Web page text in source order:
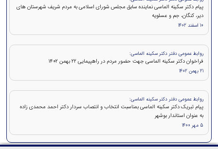
پیام دکتر سکینه الماسی نماینده سابق مجلس شورای اسلامی به مردم شریف شهرستان های
دیر، کنگان، جم و عسلویه
10 اسفند 1402
روابط عمومی دفتر دکتر سکینه الماسی:
فراخوان دکتر سکینه الماسی جهت حضور مردم در راهپیمایی ۲۲ بهمن 1402
21 بهمن 1402
روابط عمومی دفتر دکتر سکینه الماسی:
پیام تبریک دکتر سکینه الماسی بمناسبت انتخاب و انتصاب سردار دکتر احمد محمدی زاده
به عنوان استاندار بوشهر
5 مهر 1400